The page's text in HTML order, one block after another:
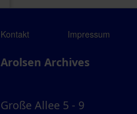
Kontakt Impressum
Arolsen Archives
Große Allee 5 - 9